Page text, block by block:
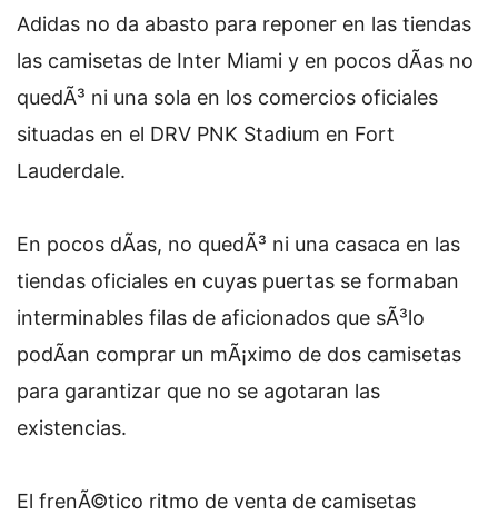
Adidas no da abasto para reponer en las tiendas
las camisetas de Inter Miami y en pocos dÃ­as no
quedÃ³ ni una sola en los comercios oficiales
situadas en el DRV PNK Stadium en Fort
Lauderdale.
En pocos dÃ­as, no quedÃ³ ni una casaca en las
tiendas oficiales en cuyas puertas se formaban
interminables filas de aficionados que sÃ³lo
podÃ­an comprar un mÃ¡ximo de dos camisetas
para garantizar que no se agotaran las
existencias.
El frenÃ©tico ritmo de venta de camisetas